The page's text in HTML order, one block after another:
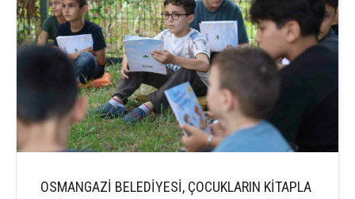
OSMANGAZİ BELEDİYESİ, ÇOCUKLARIN KİTAPLA